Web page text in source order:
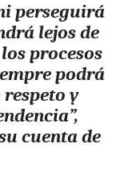
perseguirá
lejos de
procesos
podrá
y
cuenta de